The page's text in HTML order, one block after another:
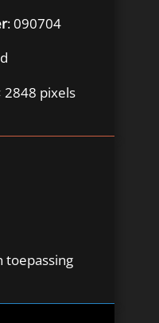
: 090704
2848 pixels
toepassing